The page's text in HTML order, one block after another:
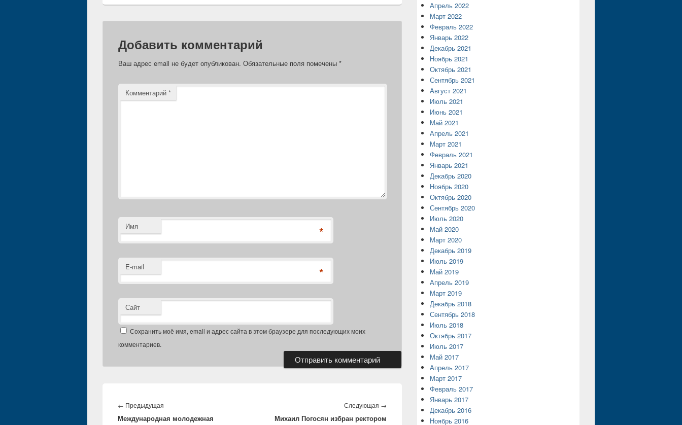
Добавить комментарий
Ваш адрес email не будет опубликован. Обязательные поля помечены *
Комментарий *
Имя *
E-mail *
Сайт
Сохранить моё имя, email и адрес сайта в этом браузере для последующих моих
комментариев.
по
записям
← Предыдущая
запись:
Международная молодежная
Следующая →
Михаил Погосян избран ректором
Апрель 2022
Март 2022
Февраль 2022
Январь 2022
Декабрь 2021
Ноябрь 2021
Октябрь 2021
Сентябрь 2021
Август 2021
Июль 2021
Июнь 2021
Май 2021
Апрель 2021
Март 2021
Февраль 2021
Январь 2021
Декабрь 2020
Ноябрь 2020
Октябрь 2020
Сентябрь 2020
Июль 2020
Май 2020
Март 2020
Декабрь 2019
Июль 2019
Май 2019
Апрель 2019
Март 2019
Декабрь 2018
Сентябрь 2018
Июль 2018
Октябрь 2017
Июль 2017
Май 2017
Апрель 2017
Март 2017
Февраль 2017
Январь 2017
Декабрь 2016
Ноябрь 2016